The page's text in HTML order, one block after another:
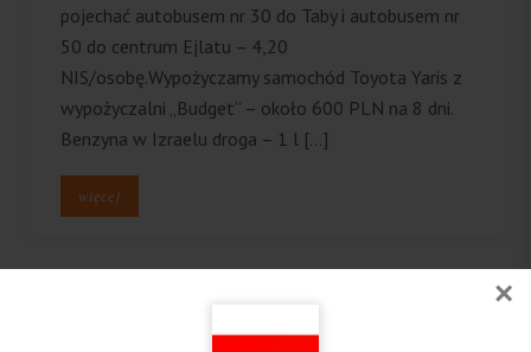
×
pojechać autobusem nr 30 do Taby i autobusem nr
50 do centrum Ejlatu – 4,20
NIS/osobę.Wypożyczamy samochód Toyota Yaris z
wypożyczalni „Budget” – około 600 PLN na 8 dni.
Benzyna w Izraelu droga – 1 l […]
więcej